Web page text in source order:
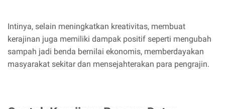
Intinya, selain meningkatkan kreativitas, membuat
kerajinan juga memiliki dampak positif seperti mengubah
sampah jadi benda bernilai ekonomis, memberdayakan
masyarakat sekitar dan mensejahterakan para pengrajin.